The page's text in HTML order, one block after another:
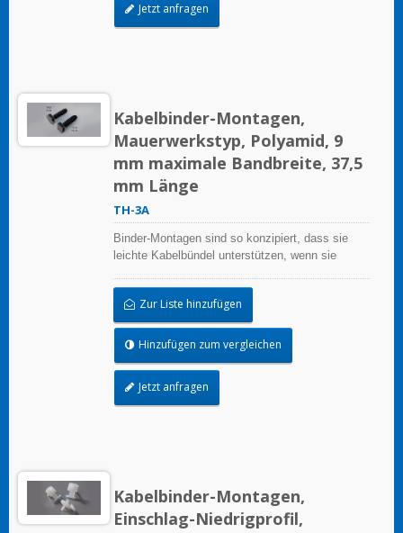
Jetzt anfragen
Kabelbinder-Montagen,
Mauerwerkstyp, Polyamid, 9
mm maximale Bandbreite, 37,5
mm Länge
TH-3A
Binder-Montagen sind so konzipiert, dass sie
leichte Kabelbündel unterstützen, wenn sie
fettfreien Oberfläche angebracht werden.
Zur Liste hinzufügen
Hinzufügen zum vergleichen
Jetzt anfragen
Kabelbinder-Montagen,
Einschlag-Niedrigprofil,